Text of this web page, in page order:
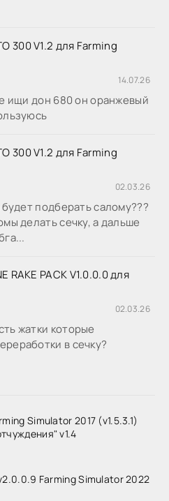
300 V1.2 для Farming
14.07.26
ищи дон 680 он оранжевый
300 V1.2 для Farming
02.03.26
подберать салому???
делать сечку, а дальше
RAKE PACK V1.0.0.0 для
02.03.26
жатки которые
в сечку?
Simulator 2017 (v1.5.3.1)
v1.4
Farming Simulator 2022